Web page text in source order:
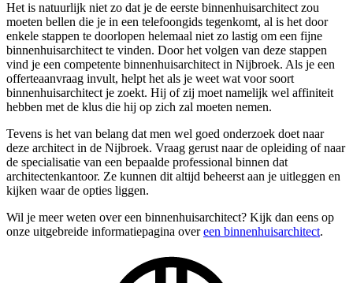
Het is natuurlijk niet zo dat je de eerste binnenhuisarchitect zou
moeten bellen die je in een telefoongids tegenkomt, al is het door
enkele stappen te doorlopen helemaal niet zo lastig om een fijne
binnenhuisarchitect te vinden. Door het volgen van deze stappen
vind je een competente binnenhuisarchitect in Nijbroek. Als je een
offerteaanvraag invult, helpt het als je weet wat voor soort
binnenhuisarchitect je zoekt. Hij of zij moet namelijk wel affiniteit
hebben met de klus die hij op zich zal moeten nemen.
Tevens is het van belang dat men wel goed onderzoek doet naar
deze architect in de Nijbroek. Vraag gerust naar de opleiding of naar
de specialisatie van een bepaalde professional binnen dat
architectenkantoor. Ze kunnen dit altijd beheerst aan je uitleggen en
kijken waar de opties liggen.
Wil je meer weten over een binnenhuisarchitect? Kijk dan eens op
onze uitgebreide informatiepagina overeen binnenhuisarchitect.